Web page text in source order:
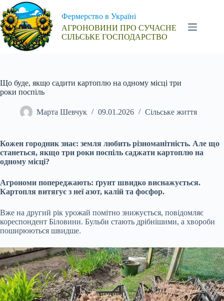
Перейти
до
вмісту
Фермерство в Україні
АГРОНОВИНИ ПРО СУЧАСНЕ
СІЛЬСЬКЕ ГОСПОДАРСТВО
Що буде, якщо садити картоплю на одному місці три
роки поспіль
Марта Шевчук 09.01.2026 Сільське життя
Кожен городник знає: земля любить різноманітність. Але що
станеться, якщо три роки поспіль саджати картоплю на
одному місці?
Агрономи попереджають: ґрунт швидко виснажується.
Картопля витягує з неї азот, калій та фосфор.
Вже на другий рік урожай помітно знижується, повідомляє
кореспондент Біловини. Бульби стають дрібнішими, а хвороби
поширюються швидше.